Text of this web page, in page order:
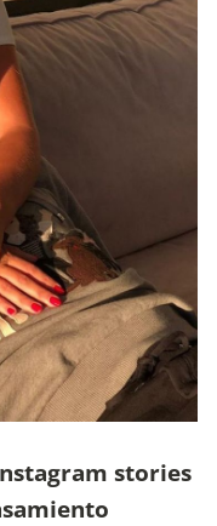
stories